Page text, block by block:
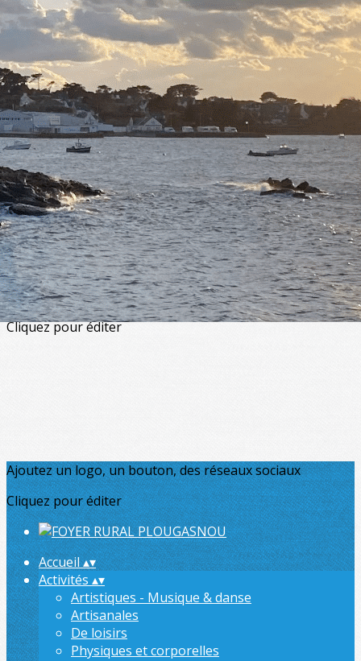
Exporter les lignes sélectionnées
Exporter toutes les colonnes
Exporter uniquement les colonnes affichées
Menu
<
>
Artistiques - Musique & danse
Artisanales
De loisirs
Physiques et corporelles
Enfants et adolescents
?>
Images de la page d'accueil
Cliquez pour éditer
Ajoutez un logo, un bouton, des réseaux sociaux
Cliquez pour éditer
Accueil▴▾
Activités ▴▾
Artistiques - Musique & danse
Artisanales
De loisirs
Physiques et corporelles